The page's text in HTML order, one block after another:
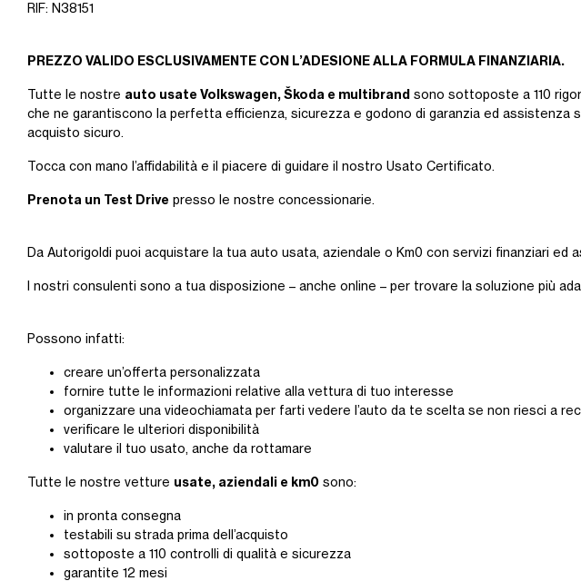
RIF: N38151
PREZZO VALIDO ESCLUSIVAMENTE CON L’ADESIONE ALLA FORMULA FINANZIARIA.
Tutte le nostre auto usate Volkswagen, Škoda e multibrand sono sottoposte a 110
che ne garantiscono la perfetta efficienza, sicurezza e godono di garanzia ed assistenza
acquisto sicuro.
Tocca con mano l’affidabilità e il piacere di guidare il nostro Usato Certificato.
Prenota un Test Drive presso le nostre concessionarie.
Da Autorigoldi puoi acquistare la tua auto usata, aziendale o Km0 con servizi finanziari ed
I nostri consulenti sono a tua disposizione – anche online – per trovare la soluzione più
Possono infatti:
creare un’offerta personalizzata
fornire tutte le informazioni relative alla vettura di tuo interesse
organizzare una videochiamata per farti vedere l’auto da te scelta se non riesci a
verificare le ulteriori disponibilità
valutare il tuo usato, anche da rottamare
Tutte le nostre vetture usate, aziendali e km0 sono:
in pronta consegna
testabili su strada prima dell’acquisto
sottoposte a 110 controlli di qualità e sicurezza
garantite 12 mesi